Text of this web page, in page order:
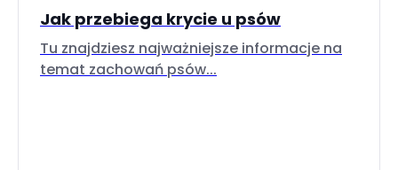
Jak przebiega krycie u psów
Tu znajdziesz najważniejsze informacje na
temat zachowań psów...